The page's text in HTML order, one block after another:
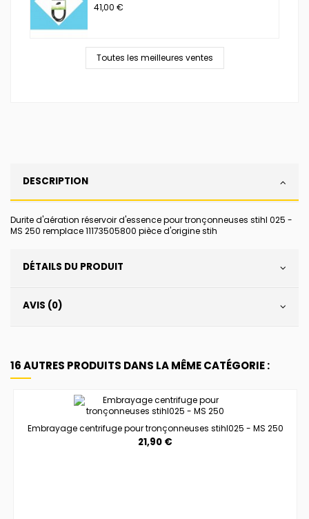
41,00 €
Toutes les meilleures ventes
DESCRIPTION
Durite d'aération réservoir d'essence pour tronçonneuses stihl 025 -
MS 250 remplace 11173505800 pièce d'origine stih
DÉTAILS DU PRODUIT
AVIS (0)
16 AUTRES PRODUITS DANS LA MÊME CATÉGORIE :
Embrayage centrifuge pour tronçonneuses stihl025 - MS 250
21,90 €